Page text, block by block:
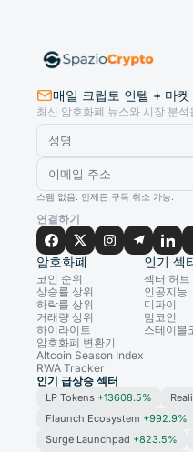
매일 크립토 인텔 + 마켓
최신 암호화폐 뉴스와 시장 분
스팸 없음. 언제든 구독 취소 가능.
연결하기
암호화폐
코인 순위
상승률 상위
하락률 상위
거래량 상위
하이라이트
암호화폐 변환기
Altcoin Season Index
RWA Tracker
인기 섹
섹터 허브
인공지능
디파이
밈코인
스테이블
인기 급상승 섹터
LP Tokens +13608.5%
Flaunch Ecosystem +992.9%
Surge Launchpad +823.5%